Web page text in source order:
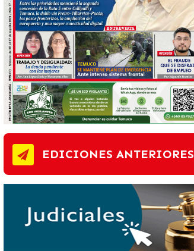
EDICIONES ANTERIORES